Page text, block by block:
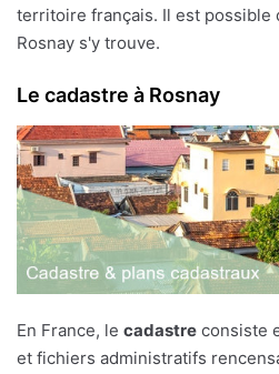
territoire français. Il est possible
Rosnay s'y trouve.
Le cadastre à Rosnay
En France, le cadastre consiste
et fichiers administratifs